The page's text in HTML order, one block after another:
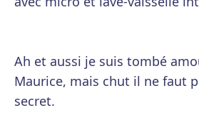
Ah et aussi je suis tombé
Maurice, mais chut il ne faut
secret.